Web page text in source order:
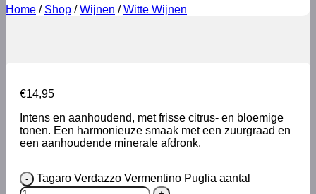
Home / Shop / Wijnen / Witte Wijnen
€14,95
Intens en aanhoudend, met frisse citrus- en bloemige
tonen. Een harmonieuze smaak met een zuurgraad en
een aanhoudende minerale afdronk.
Tagaro Verdazzo Vermentino Puglia aantal